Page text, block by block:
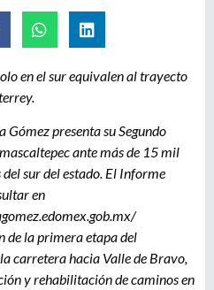
en el sur equivalen al trayecto
Gómez presenta su Segundo
ante más de 15 mil
sur del estado. El Informe
en
de la primera etapa del
carretera hacia Valle de Bravo,
y rehabilitación de caminos en